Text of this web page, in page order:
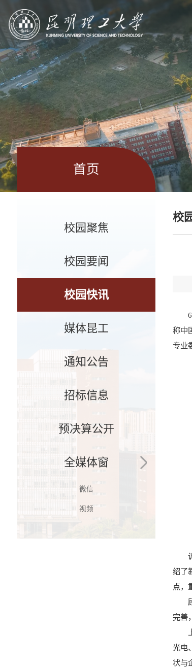
首页
校园聚焦
校园要闻
校园快讯
媒体昆工
通知公告
招标信息
预决算公开
全媒体窗
微信
视频
校
称中
专业
绍了
点，
完善
光电
状与